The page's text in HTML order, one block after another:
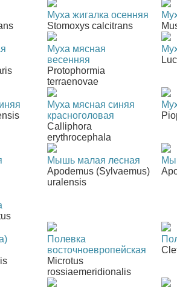
Муха жигалка осенняя
Stomoxys calcitrans
Муха мясная
весенняя
Protophormia
terraenovae
Муха мясная синяя
красноголовая
Calliphora
erythrocephala
Мышь малая лесная
Apodemus (Sylvaemus)
uralensis
Полевка
восточноевропейская
Microtus
rossiaemeridionalis